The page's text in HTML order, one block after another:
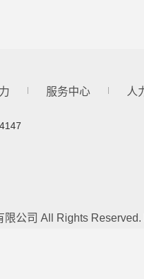
服务中心 人
公司 All Rights